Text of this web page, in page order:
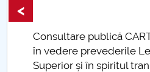
Accesibilitate pentru
Consultare publică
în vedere prevederile
Superior și în spiritul
<